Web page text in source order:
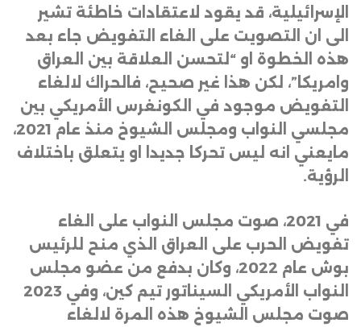
الإسرائيلية، قد يقود لاعتقادات خاطئة تشير
الى ان التصويت على الغاء التفويض جاء بعد
هذه الخطوة او “لتحسن العلاقة بين العراق
وامريكا”، لكن هذا غير صحيح، فالحراك لالغاء
التفويض موجود في الكونغرس الأمريكي بين
مجلسي النواب ومجلس الشيوخ منذ عام 2021،
مايعني انه ليس تحركا جديدا او يتعلق باختلاف
الرؤية.
في 2021، صوت مجلس النواب على الغاء
تفويض الحرب على العراق الذي منح للرئيس
بوش عام 2022، وكان بدفع من عضو مجلس
النواب الأمريكي السيناتور تيم كين، وفي 2023
صوت مجلس الشيوخ هذه المرة لالغاء